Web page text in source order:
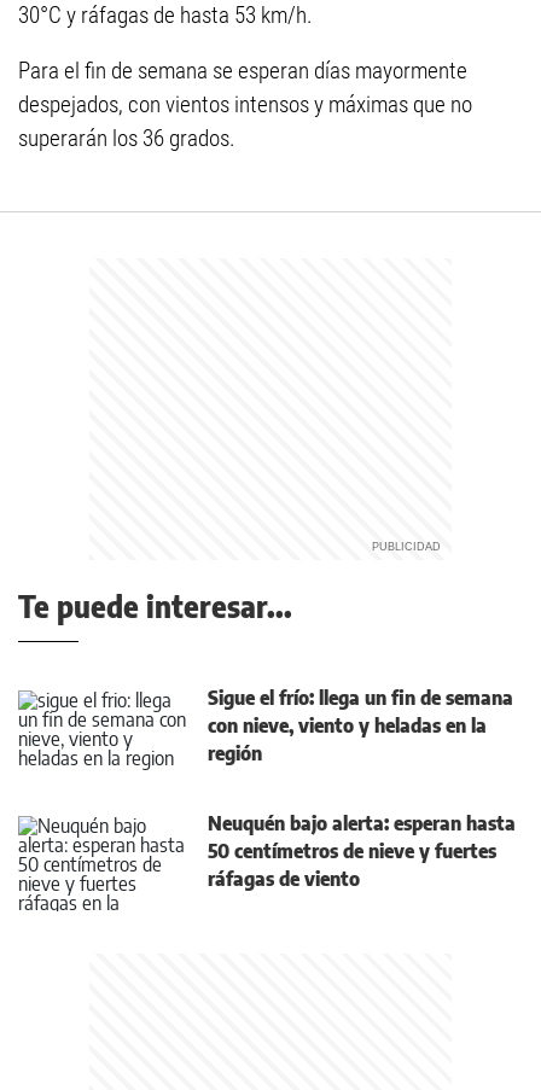
30°C y ráfagas de hasta 53 km/h.
Para el fin de semana se esperan días mayormente
despejados, con vientos intensos y máximas que no
superarán los 36 grados.
Te puede interesar...
Sigue el frío: llega un fin de semana
con nieve, viento y heladas en la
región
Neuquén bajo alerta: esperan hasta
50 centímetros de nieve y fuertes
ráfagas de viento